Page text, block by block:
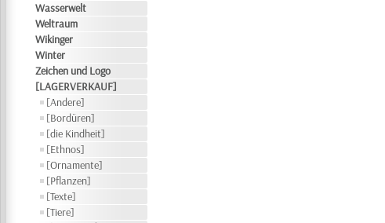
Wasserwelt
Weltraum
Wikinger
Winter
Zeichen und Logo
[LAGERVERKAUF]
[Andere]
[Bordüren]
[die Kindheit]
[Ethnos]
[Ornamente]
[Pflanzen]
[Texte]
[Tiere]